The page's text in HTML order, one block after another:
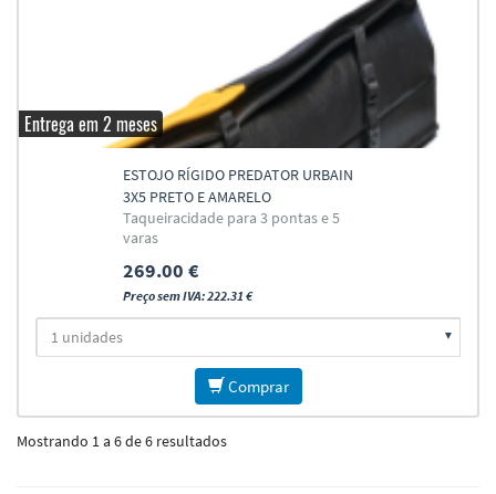
Entrega em 2 meses
ESTOJO RÍGIDO PREDATOR URBAIN
3X5 PRETO E AMARELO
Taqueiracidade para 3 pontas e 5
varas
269.00 €
Preço sem IVA: 222.31 €
Comprar
Mostrando 1 a 6 de 6 resultados